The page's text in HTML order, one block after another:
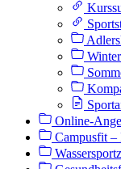
Online-
Campusfit